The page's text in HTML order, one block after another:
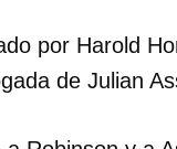
por Harold
de Julian